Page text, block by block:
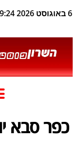
6 באוגוסט 2026 9:24
כפר סבא